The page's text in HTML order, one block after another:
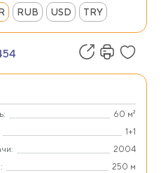
RUB USD TRY
60 м²
1+1
2004
250 м